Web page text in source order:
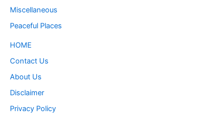
Miscellaneous
Peaceful Places
HOME
Contact Us
About Us
Disclaimer
Privacy Policy